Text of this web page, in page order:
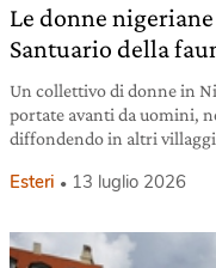
Le donne
Santuario della
Un collettivo di donne in
portate avanti da uomini,
diffondendo in altri
Esteri 13 luglio 2026